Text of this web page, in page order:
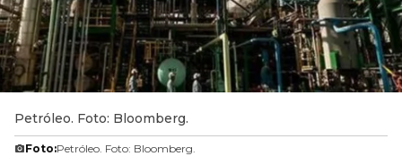
Petróleo. Foto: Bloomberg.
Foto:Petróleo. Foto: Bloomberg.